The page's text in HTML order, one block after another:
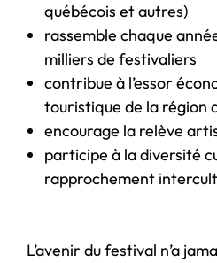
québécois et autres)
rassemble chaque
milliers de festivaliers
contribue à l’essor
touristique de la région
encourage la relève
participe à la diversité
rapprochement
L’avenir du festival n’a